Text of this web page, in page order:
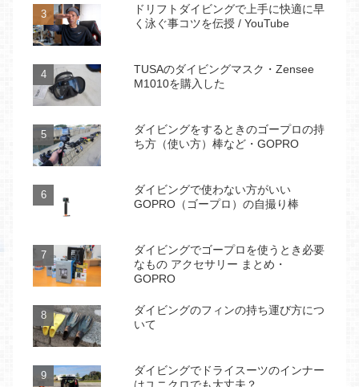
ドリフトダイビングで上手に快適に早
く泳ぐ事コツを伝授 / YouTube
TUSAのダイビングマスク・Zensee
M1010を購入した
ダイビングをするときのゴープロの持
ち方（使い方）棒など・GOPRO
ダイビングで使わない方がいい
GOPRO（ゴープロ）の自撮り棒
ダイビングでゴープロを使うとき必要
なもの アクセサリー まとめ・
GOPRO
ダイビングのフィンの持ち運び方につ
いて
ダイビングでドライスーツのインナー
はユニクロでも大丈夫？